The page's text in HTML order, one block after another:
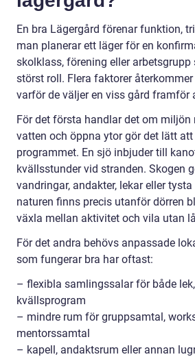
En bra Lägergård förenar funktion,
man planerar ett läger för en
skolklass, förening eller arbetsgrupp
störst roll. Flera faktorer
varför de väljer en viss gård framför
För det första handlar det om miljön
vatten och öppna ytor gör det lätt att
programmet. En sjö inbjuder till
kvällsstunder vid stranden. Skogen
vandringar, andakter, lekar eller
naturen finns precis utanför dörren
växla mellan aktivitet och vila utan
För det andra behövs anpassade
som fungerar bra har oftast:
– flexibla samlingssalar för både
kvällsprogram
– mindre rum för gruppsamtal,
mentorssamtal
– kapell, andaktsrum eller annan